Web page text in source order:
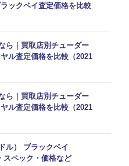
ックベイ査定価格を比較
ら｜買取店別チューダー
ル査定価格を比較（2021
ら｜買取店別チューダー
ル査定価格を比較（2021
ル） ブラックベイ
スペック・価格など